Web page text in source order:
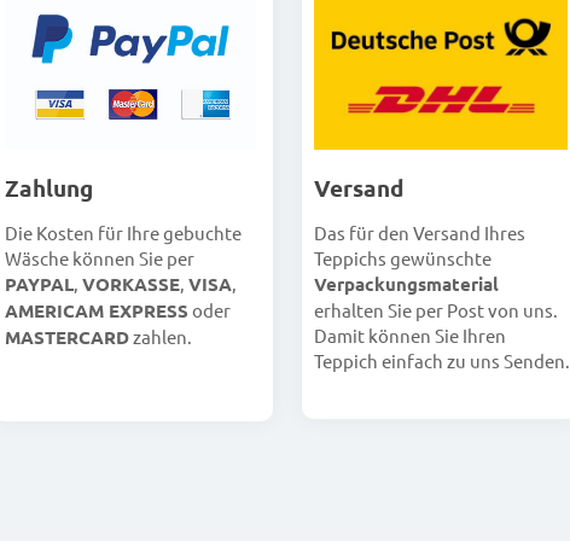
Zahlung
Die Kosten für Ihre gebuchte
Wäsche können Sie per
PAYPAL, VORKASSE, VISA,
AMERICAM EXPRESS oder
MASTERCARDzahlen.
Versand
Das für den Versand Ihres
Teppichs gewünschte
Verpackungsmaterial
erhalten Sie per Post von uns.
Damit können Sie Ihren
Teppich einfach zu uns Senden.